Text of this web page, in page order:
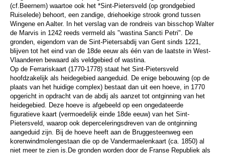
(cf.Beernem) waartoe ook het *Sint-Pietersveld (op grondgebied
Ruiselede) behoort, een zandige, driehoekige strook grond tussen
Wingene en Aalter. In het verslag van de rondreis van bisschop Walter
de Marvis in 1242 reeds vermeld als "wastina Sancti Petri". De
gronden, eigendom van de Sint-Pietersabdij van Gent sinds 1221,
blijven tot het eind van de 18de eeuw als één van de laatste in West-
Vlaanderen bewaard als veldgebied of wastina.
Op de Ferrariskaart (1770-1778) staat het Sint-Pietersveld
hoofdzakelijk als heidegebied aangeduid. De enige bebouwing (op de
plaats van het huidige complex) bestaat dan uit een hoeve, in 1770
opgericht in opdracht van de abdij als aanzet tot ontginning van het
heidegebied. Deze hoeve is afgebeeld op een ongedateerde
figuratieve kaart (vermoedelijk einde 18de eeuw) van het Sint-
Pietersveld, waarop ook deperceleringsdreven van de ontginning
aangeduid zijn. Bij de hoeve heeft aan de Bruggesteenweg een
korenwindmolengestaan die op de Vandermaelenkaart (ca. 1850) al
niet meer te zien is.De gronden worden door de Franse Republiek als